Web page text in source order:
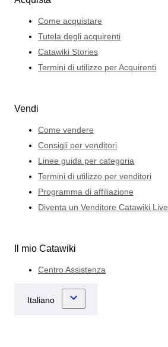
Come acquistare
Tutela degli acquirenti
Catawiki Stories
Termini di utilizzo per Acquirenti
Vendi
Come vendere
Consigli per venditori
Linee guida per categoria
Termini di utilizzo per venditori
Programma di affiliazione
Diventa un Venditore Catawiki Live
Il mio Catawiki
Centro Assistenza